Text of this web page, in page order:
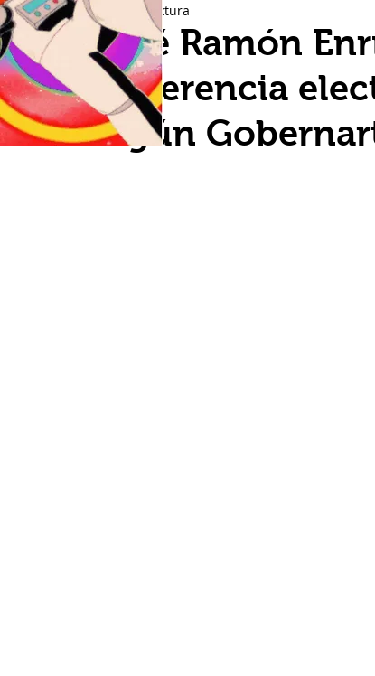
José Ramón
preferencia
según
1 min de lectura